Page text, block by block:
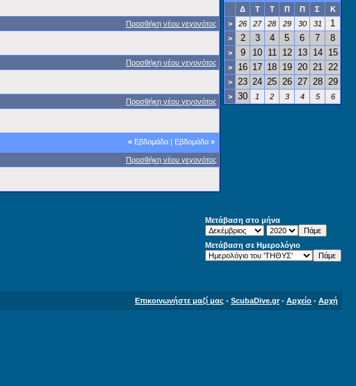
Προσθήκη νέου γεγονότος
Προσθήκη νέου γεγονότος
Προσθήκη νέου γεγονότος
« Εβδομάδα | Εβδομάδα »
Προσθήκη νέου γεγονότος
Δ Τ Τ Π Π Σ
Κ
>
26 27 28 29 30 31 1
> 2 3 4 5 6 7 8
> 9 10 11 12 13 14 15
> 16 17 18 19 20 21 22
> 23 24 25 26 27 28 29
> 30 1 2 3 4 5 6
Μετάβαση στο μήνα
Μετάβαση σε Ημερολόγιο
Επικοινωνήστε μαζί μας - ScubaDive.gr- Αρχείο - Αρχή